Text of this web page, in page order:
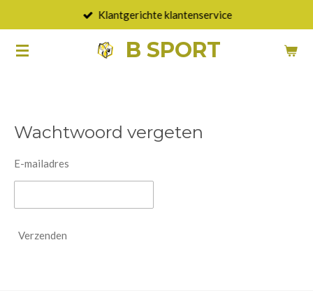
naar
B SPORT
Klantgerichte klantenservice
Wachtwoord vergeten
E-mailadres
Verzenden